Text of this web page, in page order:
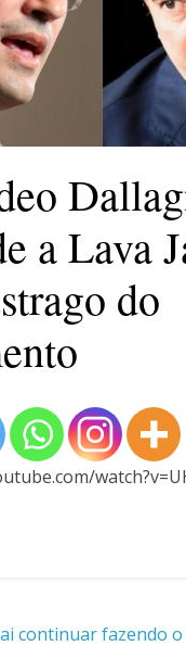
patrimônio dos
acaba com
como
máxima para
a Lava
do
continuar fazendo o